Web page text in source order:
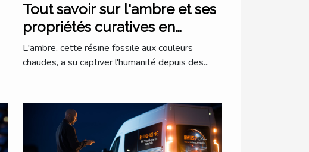
Tout savoir sur l'ambre et ses
propriétés curatives en
lithothérapie
L'ambre, cette résine fossile aux couleurs
chaudes, a su captiver l'humanité depuis des...